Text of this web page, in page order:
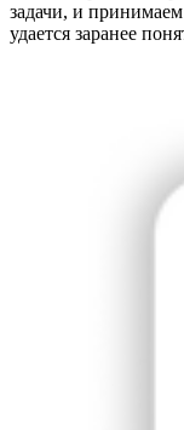
задачи, и
удается заранее